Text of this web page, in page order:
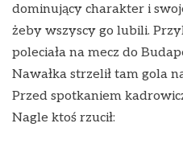
dominujący charakter i
żeby wszyscy go lubili.
poleciała na mecz do
Nawałka strzelił tam gola
Przed spotkaniem
Nagle ktoś rzucił: